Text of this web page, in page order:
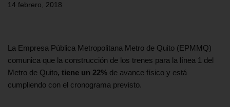
14 febrero, 2018
La Empresa Pública Metropolitana Metro de Quito (EPMMQ)
comunica que la construcción de los trenes para la línea 1 del
Metro de Quito, tiene un 22% de avance físico y está
cumpliendo con el cronograma previsto.